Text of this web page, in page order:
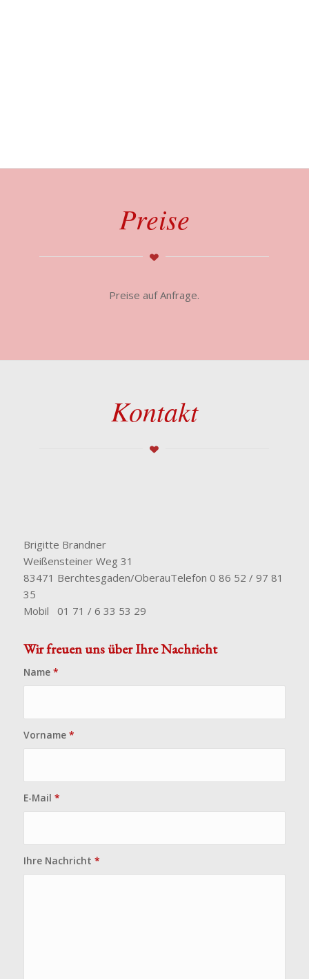
Preise
Preise auf Anfrage.
Kontakt
Brigitte Brandner
Weißensteiner Weg 31
83471 Berchtesgaden/OberauTelefon 0 86 52 / 97 81
35
Mobil 01 71 / 6 33 53 29
Wir freuen uns über Ihre Nachricht
Name *
Vorname *
E-Mail *
Ihre Nachricht *